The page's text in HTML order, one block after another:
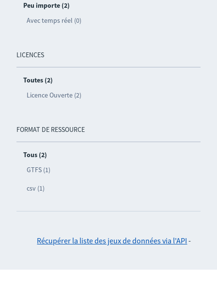
Peu importe (2)
Avec temps réel (0)
LICENCES
Toutes (2)
Licence Ouverte (2)
FORMAT DE RESSOURCE
Tous (2)
GTFS (1)
csv (1)
Récupérer la liste des jeux de données via l'API -